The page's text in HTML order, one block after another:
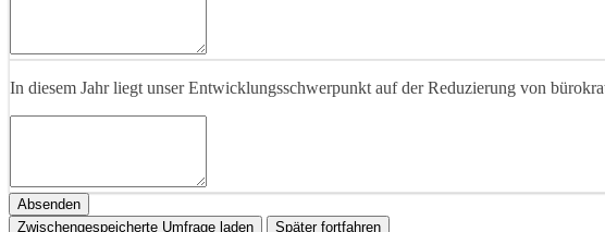
In diesem Jahr liegt unser Entwicklungsschwerpunkt auf der Reduzierung von
Absenden
Zwischengespeicherte Umfrage laden
Später fortfahren